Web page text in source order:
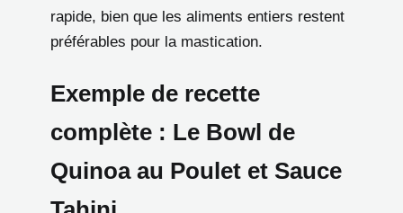
rapide, bien que les aliments entiers restent
préférables pour la mastication.
Exemple de recette
complète : Le Bowl de
Quinoa au Poulet et Sauce